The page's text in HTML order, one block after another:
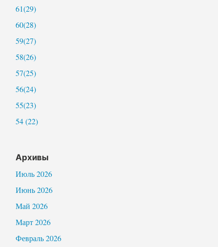
61(29)
60(28)
59(27)
58(26)
57(25)
56(24)
55(23)
54 (22)
Архивы
Июль 2026
Июнь 2026
Май 2026
Март 2026
Февраль 2026